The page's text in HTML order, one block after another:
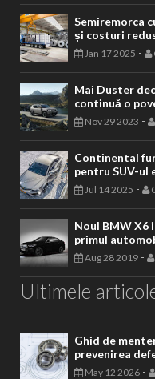
Semiremorca
și costuri
Jan 17 2025 -
Mai Duster
continuă o
Nov 29 2023 -
Continental
pentru SUV-ul
Jul 14 2025 -
Noul BMW X6
primul
Aug 28 2019 -
Ultimele
Ghid de
prevenirea
May 12 2026 -